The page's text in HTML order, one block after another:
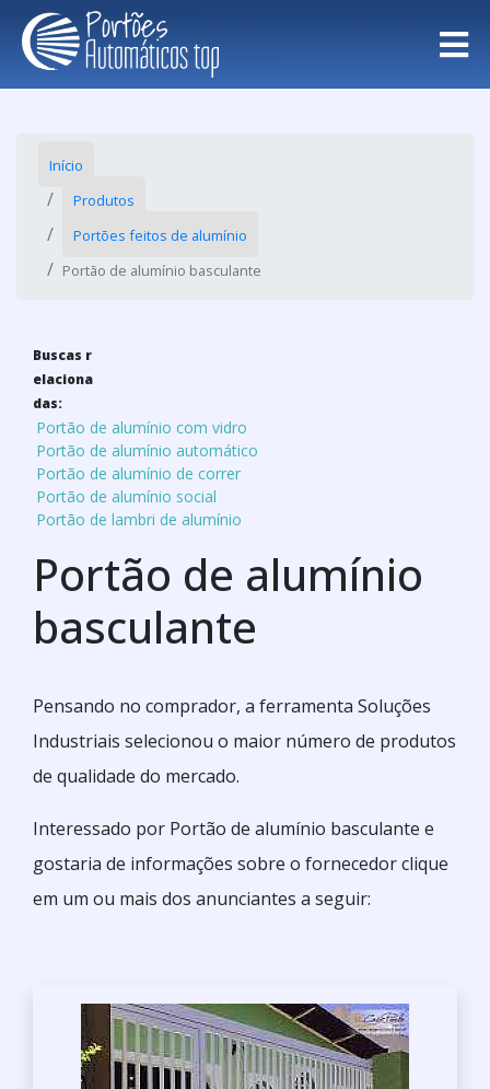
Início
Produtos
Portões feitos de alumínio
Portão de alumínio basculante
Buscas r
elaciona
das:
Portão de alumínio com vidro
Portão de alumínio automático
Portão de alumínio de correr
Portão de alumínio social
Portão de lambri de alumínio
Portão de alumínio
basculante
Pensando no comprador, a ferramenta Soluções
Industriais selecionou o maior número de produtos
de qualidade do mercado.
Interessado por Portão de alumínio basculante e
gostaria de informações sobre o fornecedor clique
em um ou mais dos anunciantes a seguir: